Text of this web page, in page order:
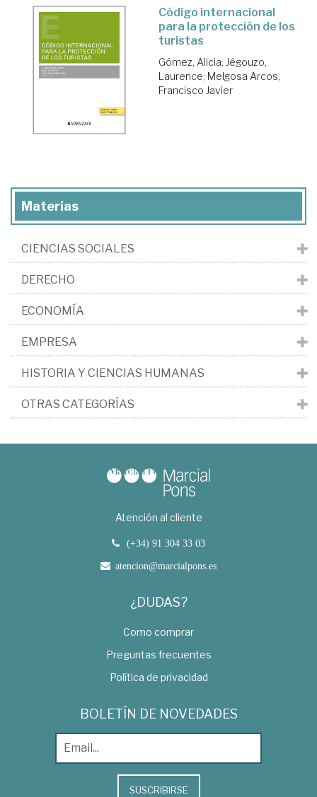
Código internacional
para la protección de los
turistas
Gómez, Alicia; Jégouzo,
Laurence; Melgosa Arcos,
Francisco Javier
Materias
CIENCIAS SOCIALES
DERECHO
ECONOMÍA
EMPRESA
HISTORIA Y CIENCIAS HUMANAS
OTRAS CATEGORÍAS
Atención al cliente
(+34) 91 304 33 03
atencion@marcialpons.es
¿DUDAS?
Como comprar
Preguntas frecuentes
Política de privacidad
BOLETÍN DE NOVEDADES
SUSCRIBIRSE